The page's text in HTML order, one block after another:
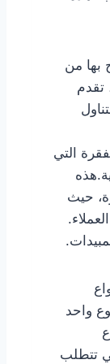
بها من
تقدم
التي
حيث
واحد
تتطلب